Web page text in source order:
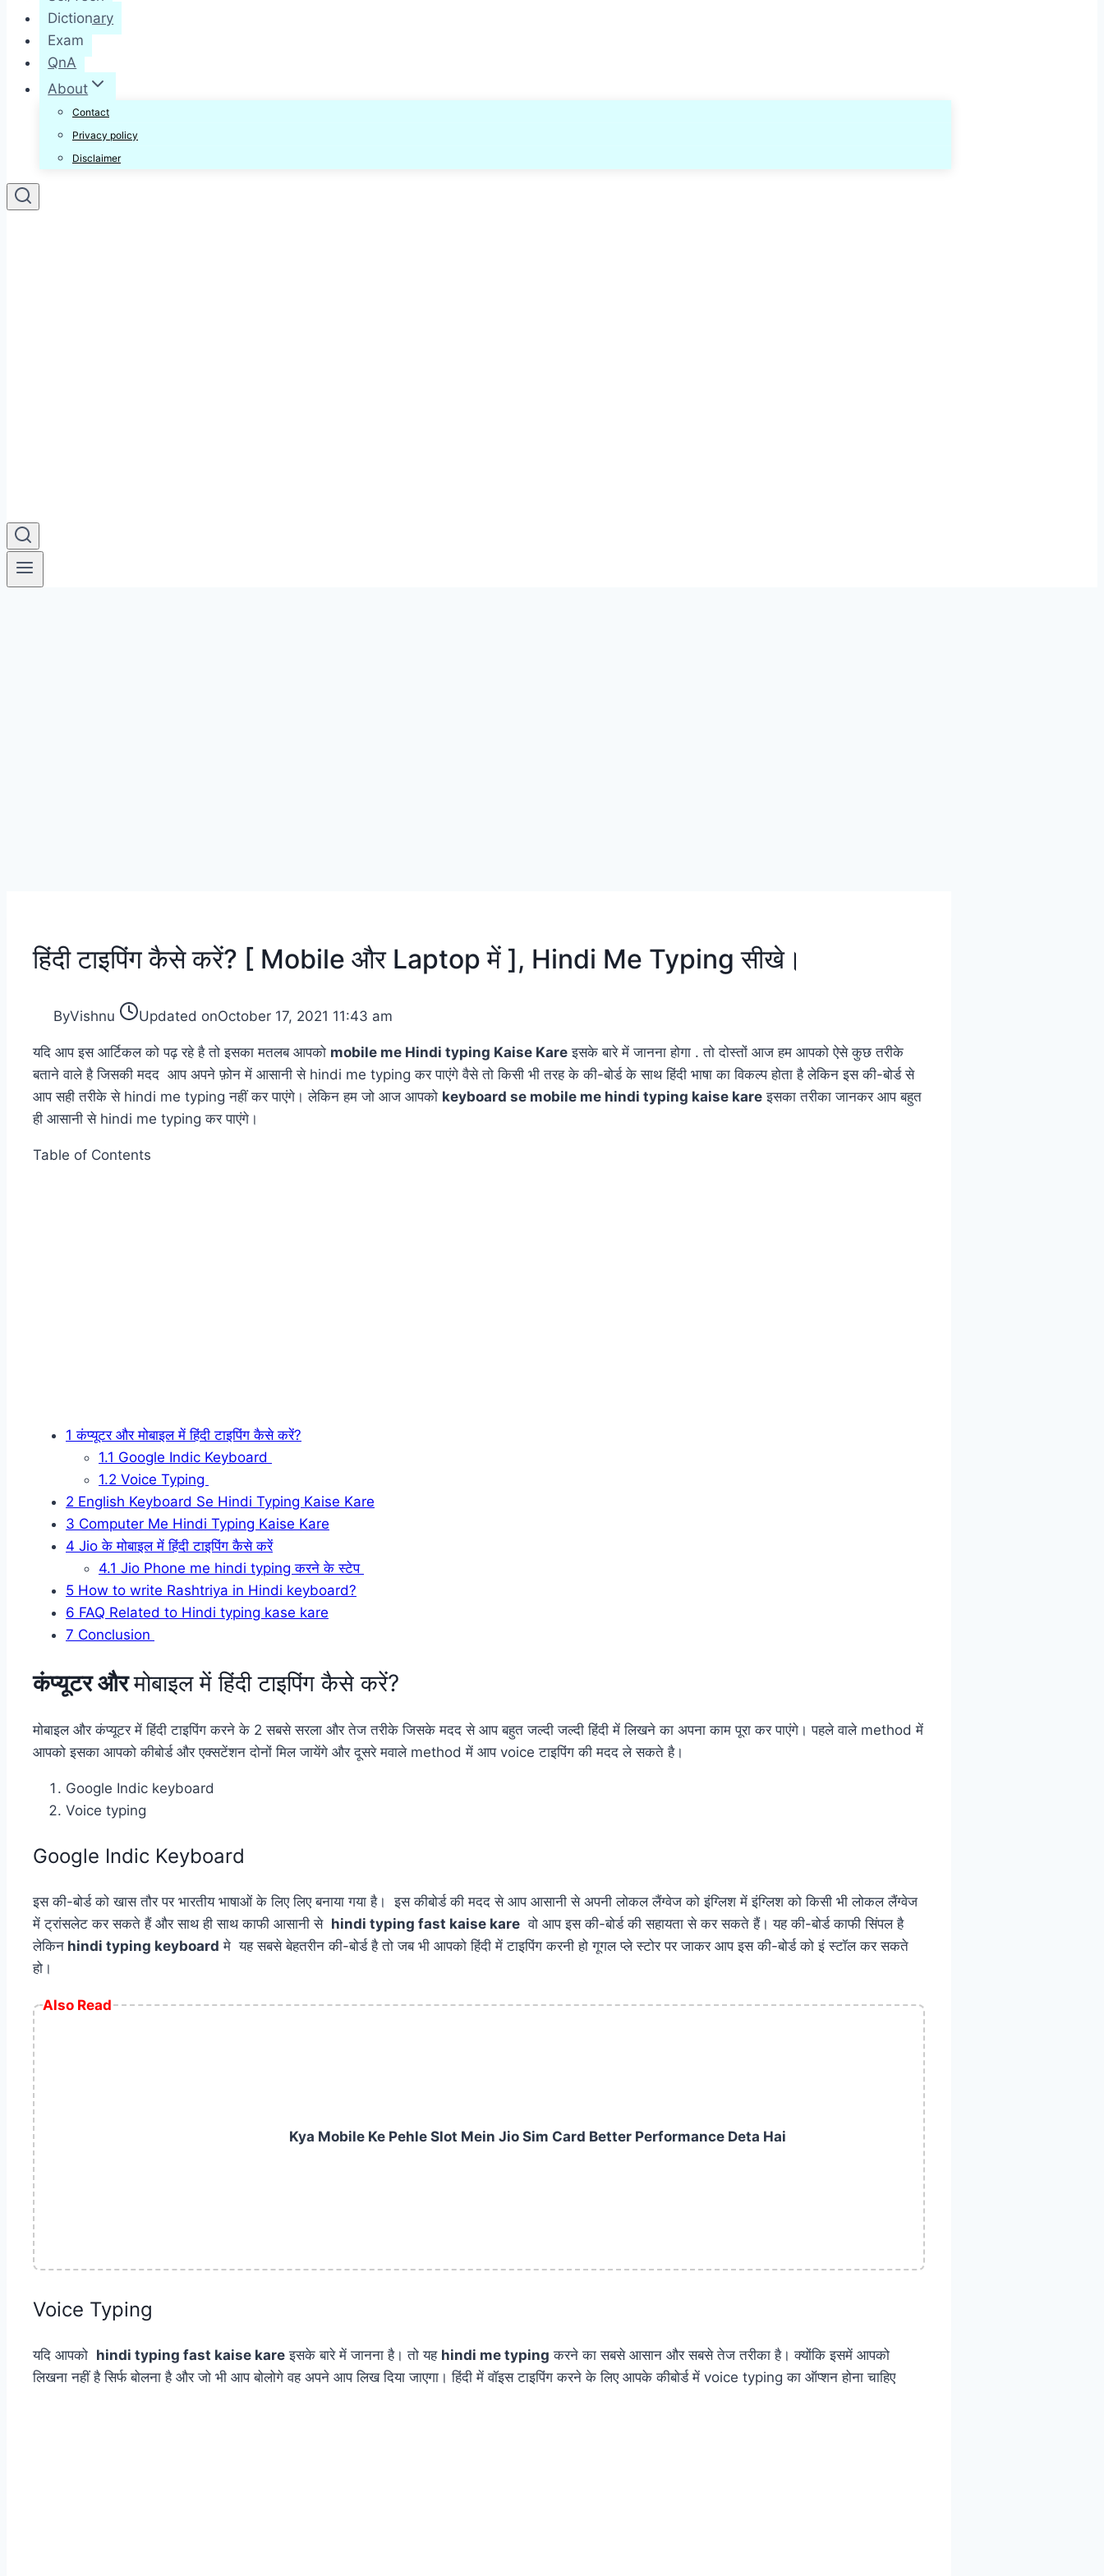
Dictionary
Exam
QnA
About
Contact
Privacy policy
Disclaimer
हिंदी टाइपिंग कैसे करें? [ Mobile और Laptop में ], Hindi Me Typing सीखे।
ByVishnu Updated onOctober 17, 2021 11:43 am
यदि आप इस आर्टिकल को पढ़ रहे है तो इसका मतलब आपको mobile me Hindi typing Kaise Kare इसके बारे में जानना होगा . तो दोस्तों आज हम आपको ऐसे कुछ तरीके
बताने वाले है जिसकी मदद आप अपने फ़ोन में आसानी से hindi me typing कर पाएंगे वैसे तो किसी भी तरह के की-बोर्ड के साथ हिंदी भाषा का विकल्प होता है लेकिन इस की-बोर्ड से
आप सही तरीके से hindi me typing नहीं कर पाएंगे। लेकिन हम जो आज आपको keyboard se mobile me hindi typing kaise kare इसका तरीका जानकर आप बहुत
ही आसानी से hindi me typing कर पाएंगे।
Table of Contents
1 कंप्यूटर और मोबाइल में हिंदी टाइपिंग कैसे करें?
1.1 Google Indic Keyboard
1.2 Voice Typing
2 English Keyboard Se Hindi Typing Kaise Kare
3 Computer Me Hindi Typing Kaise Kare
4 Jio के मोबाइल में हिंदी टाइपिंग कैसे करें
4.1 Jio Phone me hindi typing करने के स्टेप
5 How to write Rashtriya in Hindi keyboard?
6 FAQ Related to Hindi typing kase kare
7 Conclusion
कंप्यूटर औरमोबाइल में हिंदी टाइपिंग कैसे करें?
मोबाइल और कंप्यूटर में हिंदी टाइपिंग करने के 2 सबसे सरला और तेज तरीके जिसके मदद से आप बहुत जल्दी जल्दी हिंदी में लिखने का अपना काम पूरा कर पाएंगे । पहले वाले method में
आपको इसका आपको कीबोर्ड और एक्सटेंशन दोनों मिल जायेंगे और दूसरे मवाले method में आप voice टाइपिंग की मदद ले सकते है।
Google Indic keyboard
Voice typing
Google Indic Keyboard
इस की-बोर्ड को खास तौर पर भारतीय भाषाओं के लिए लिए बनाया गया है। इस कीबोर्ड की मदद से आप आसानी से अपनी लोकल लैंग्वेज को इंग्लिश में इंग्लिश को किसी भी लोकल लैंग्वेज
में ट्रांसलेट कर सकते हैं और साथ ही साथ काफी आसानी से hindi typing fast kaise kare वो आप इस की-बोर्ड की सहायता से कर सकते हैं। यह की-बोर्ड काफी सिंपल है
लेकिन hindi typing keyboard मे यह सबसे बेहतरीन की-बोर्ड है तो जब भी आपको हिंदी में टाइपिंग करनी हो गूगल प्ले स्टोर पर जाकर आप इस की-बोर्ड को इं स्टॉल कर सकते
हो।
Also Read
Kya Mobile Ke Pehle Slot Mein Jio Sim Card Better Performance Deta Hai
Voice Typing
यदि आपको hindi typing fast kaise kare इसके बारे में जानना है। तो यह hindi me typing करने का सबसे आसान और सबसे तेज तरीका है। क्योंकि इसमें आपको
लिखना नहीं है सिर्फ बोलना है और जो भी आप बोलोगे वह अपने आप लिख दिया जाएगा।हिंदी में वॉइस टाइपिंग करने के लिए आपके कीबोर्ड में voice typing का ऑप्शन होना चाहिए